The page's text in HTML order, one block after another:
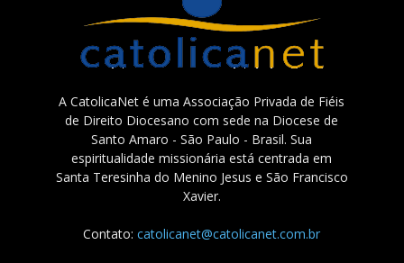
A CatolicaNet é uma Associação Privada de Fiéis
de Direito Diocesano com sede na Diocese de
Santo Amaro - São Paulo - Brasil. Sua
espiritualidade missionária está centrada em
Santa Teresinha do Menino Jesus e São Francisco
Xavier.
Contato:catolicanet@catolicanet.com.br